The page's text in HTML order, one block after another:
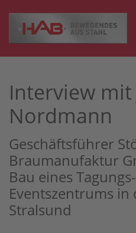
Interview mit
Nordmann
Geschäftsführer
Braumanufaktur
Bau eines
Eventszentrums
Stralsund